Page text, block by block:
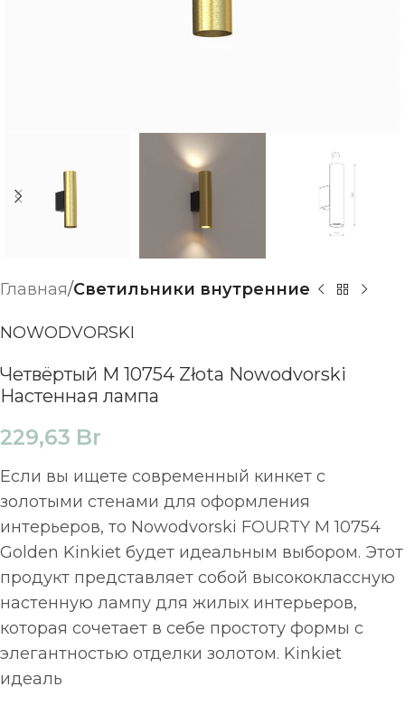
Главная Светильники внутренние
NOWODVORSKI
Четвёртый M 10754 Złota Nowodvorski
Настенная лампа
229,63 Br
Если вы ищете современный кинкет с
золотыми стенами для оформления
интерьеров, то Nowodvorski FOURTY M 10754
Golden Kinkiet будет идеальным выбором. Этот
продукт представляет собой высококлассную
настенную лампу для жилых интерьеров,
которая сочетает в себе простоту формы с
элегантностью отделки золотом. Kinkiet
идеаль